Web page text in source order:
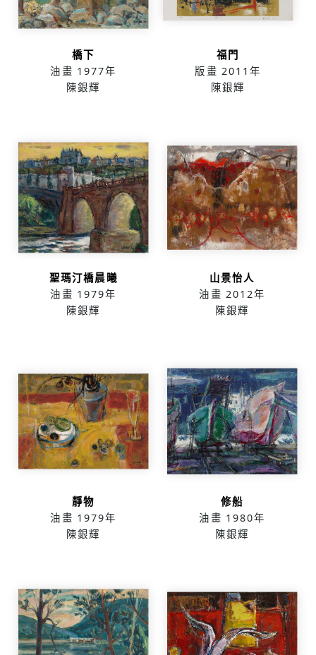
橋下
油畫 1977年
陳銀輝
福門
版畫 2011年
陳銀輝
聖瑪汀橋晨曦
油畫 1979年
陳銀輝
山景怡人
油畫 2012年
陳銀輝
靜物
油畫 1979年
陳銀輝
修船
油畫 1980年
陳銀輝